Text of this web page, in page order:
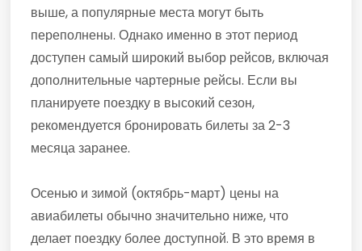
выше, а популярные места могут быть
переполнены. Однако именно в этот период
доступен самый широкий выбор рейсов, включая
дополнительные чартерные рейсы. Если вы
планируете поездку в высокий сезон,
рекомендуется бронировать билеты за 2-3
месяца заранее.
Осенью и зимой (октябрь-март) цены на
авиабилеты обычно значительно ниже, что
делает поездку более доступной. В это время в